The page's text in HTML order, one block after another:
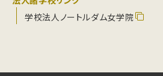
学校法人ノートルダム女学院